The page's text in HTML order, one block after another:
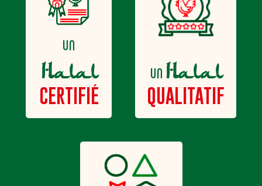
un
Halal
CERTIFIÉ
unHalal
QUALITATIF